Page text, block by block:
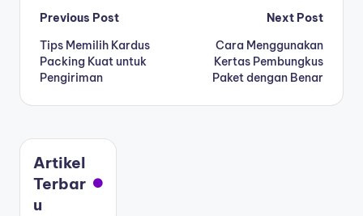
Previous Post
Tips Memilih Kardus
Packing Kuat untuk
Pengiriman
Next Post
Cara Menggunakan
Kertas Pembungkus
Paket dengan Benar
Artikel
Terbar
u